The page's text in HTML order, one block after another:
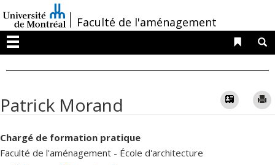
au
contenu
/Faculté de l'aménagement
Menu
Liens
Patrick Morand Vcard
Chargé de formation pratique
Faculté de l'aménagement - École d'architecture